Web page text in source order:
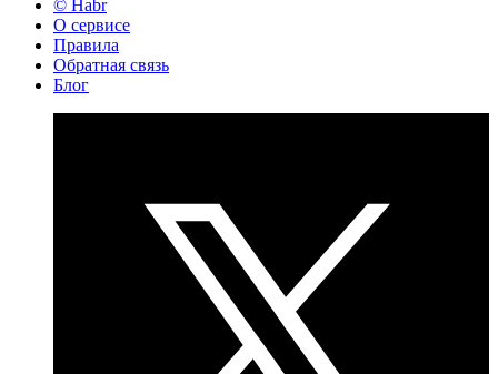
© Habr
О сервисе
Правила
Обратная связь
Блог